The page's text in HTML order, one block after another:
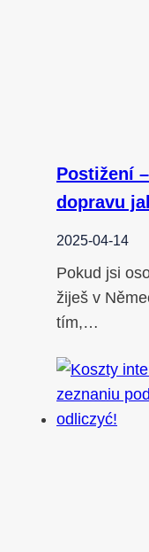
Postižení
dopravu
2025-04-14
Pokud jsi
žiješ v
tím,…